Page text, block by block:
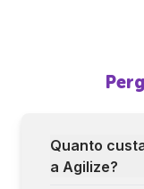
Quanto
a Agilize?